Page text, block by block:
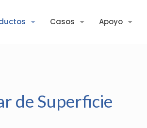
Casos Apoyo
de Superficie